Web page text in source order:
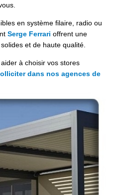
en système filaire, radio ou
Serge Ferrari offrent une
et de haute qualité.
à choisir vos stores
dans nos agences de